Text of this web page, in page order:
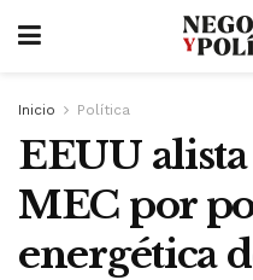
Inicio Política
EEUU
MEC por
energética